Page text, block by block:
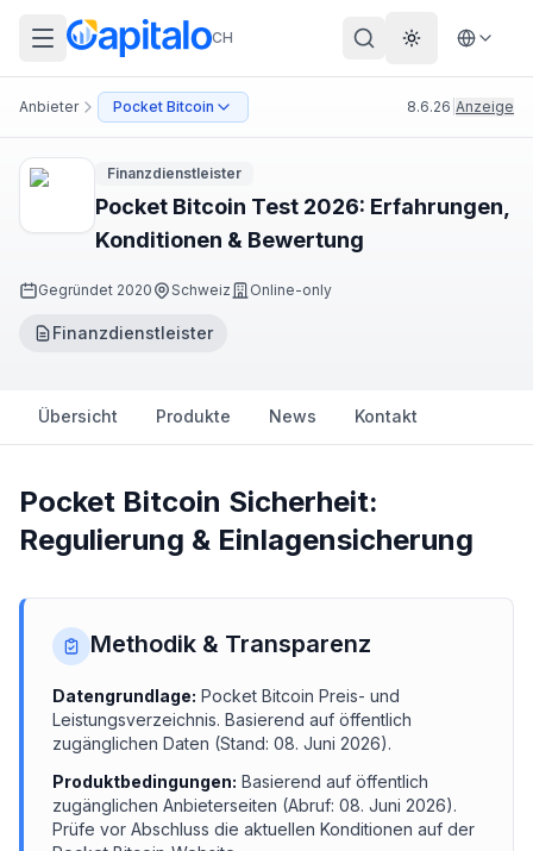
CH Theme
Anbieter Pocket Bitcoin 8.6.26 Anzeige
Finanzdienstleister
Pocket Bitcoin Test 2026: Erfahrungen,
Konditionen & Bewertung
Gegründet 2020 Schweiz Online-only
Finanzdienstleister
Übersicht Produkte News Kontakt
Pocket Bitcoin Sicherheit:
Regulierung & Einlagensicherung
Methodik & Transparenz
Datengrundlage: Pocket Bitcoin Preis- und
Leistungsverzeichnis. Basierend auf öffentlich
zugänglichen Daten (Stand: 08. Juni 2026).
Produktbedingungen: Basierend auf öffentlich
zugänglichen Anbieterseiten (Abruf: 08. Juni 2026).
Prüfe vor Abschluss die aktuellen Konditionen auf der